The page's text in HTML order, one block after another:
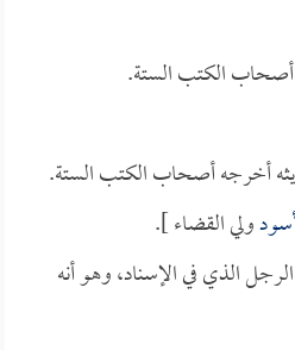
الكتب الستة.
أخرجه أصحاب الكتب الستة.
ولي القضاء ].
الذي في الإسناد، وهو أنه